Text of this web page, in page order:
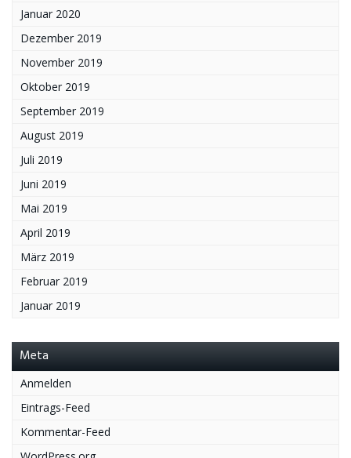
Januar 2020
Dezember 2019
November 2019
Oktober 2019
September 2019
August 2019
Juli 2019
Juni 2019
Mai 2019
April 2019
März 2019
Februar 2019
Januar 2019
Meta
Anmelden
Eintrags-Feed
Kommentar-Feed